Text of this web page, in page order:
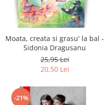
Literatura
Clasica
Contemporana
Moderna
Universala
Universala
Non-fictiune
Moata, creata si grasu' la bal -
Sidonia Dragusanu
25,95 Lei
20,50 Lei
-21%